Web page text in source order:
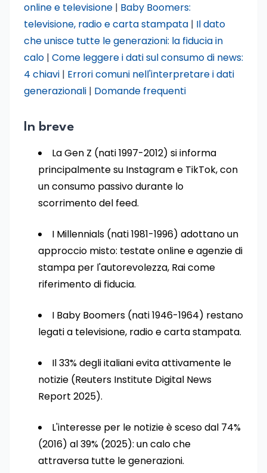
online e televisione | Baby Boomers:
televisione, radio e carta stampata | Il dato
che unisce tutte le generazioni: la fiducia in
calo | Come leggere i dati sul consumo di news:
4 chiavi | Errori comuni nell'interpretare i dati
generazionali | Domande frequenti
In breve
La Gen Z (nati 1997-2012) si informa
principalmente su Instagram e TikTok, con
un consumo passivo durante lo
scorrimento del feed.
I Millennials (nati 1981-1996) adottano un
approccio misto: testate online e agenzie di
stampa per l'autorevolezza, Rai come
riferimento di fiducia.
I Baby Boomers (nati 1946-1964) restano
legati a televisione, radio e carta stampata.
Il 33% degli italiani evita attivamente le
notizie (Reuters Institute Digital News
Report 2025).
L'interesse per le notizie è sceso dal 74%
(2016) al 39% (2025): un calo che
attraversa tutte le generazioni.